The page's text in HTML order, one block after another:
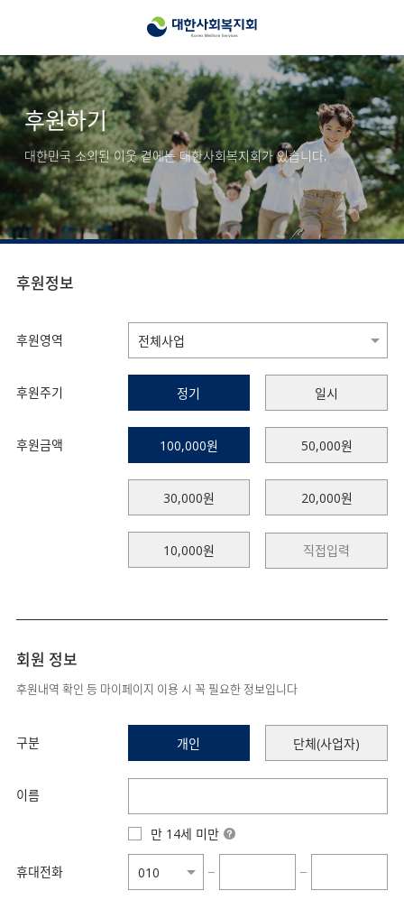
후원하기
대한민국 소외된 이웃 곁에는 대한사회복지회가 있습니다.
후원정보
후원영역
후원주기 정기 일시
후원금액 100,000원 50,000원
30,000원 20,000원
10,000원
회원 정보
후원내역 확인 등 마이페이지 이용 시 꼭 필요한 정보입니다
구분 개인 단체(사업자)
이름
만 14세 미만
휴대전화 − −